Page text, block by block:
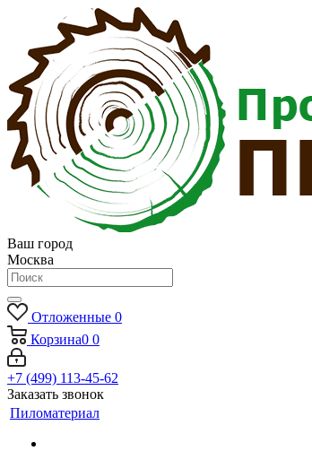
Ваш город
Москва
Отложенные 0
Корзина0 0
+7 (499) 113-45-62
Заказать звонок
Пиломатериал